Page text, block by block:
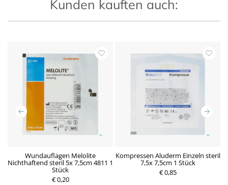
Kunden kauften auch:
Wundauflagen Melolite
Nichthaftend steril 5x 7,5cm 4811 1
Stück
€ 0,20
Kompressen Aluderm Einzeln steril
7,5x 7,5cm 1 Stück
€ 0,85